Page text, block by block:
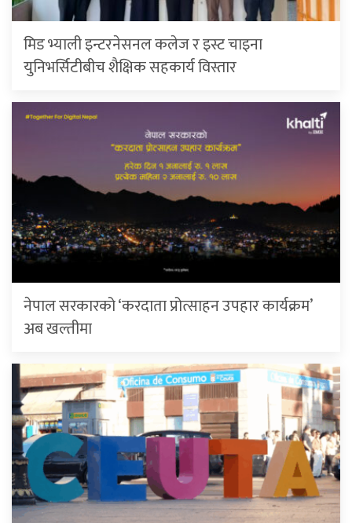
मिड भ्याली इन्टरनेसनल कलेज र इस्ट चाइना
युनिभर्सिटीबीच शैक्षिक सहकार्य विस्तार
नेपाल सरकारको ‘करदाता प्रोत्साहन उपहार कार्यक्रम’
अब खल्तीमा